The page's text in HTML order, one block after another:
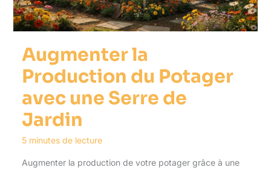
Augmenter la
Production du Potager
avec une Serre de
Jardin
5 minutes de lecture
Augmenter la production de votre potager grâce à une